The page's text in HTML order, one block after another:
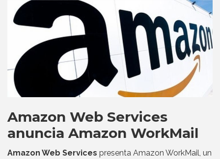
Amazon Web Services
anuncia Amazon WorkMail
Amazon Web Services presenta Amazon WorkMail, un